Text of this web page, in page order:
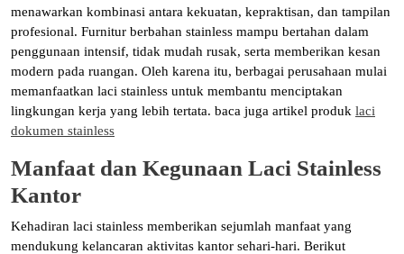
menawarkan kombinasi antara kekuatan, kepraktisan, dan tampilan
profesional. Furnitur berbahan stainless mampu bertahan dalam
penggunaan intensif, tidak mudah rusak, serta memberikan kesan
modern pada ruangan. Oleh karena itu, berbagai perusahaan mulai
memanfaatkan laci stainless untuk membantu menciptakan
lingkungan kerja yang lebih tertata. baca juga artikel produk laci
dokumen stainless
Manfaat dan Kegunaan Laci Stainless
Kantor
Kehadiran laci stainless memberikan sejumlah manfaat yang
mendukung kelancaran aktivitas kantor sehari-hari. Berikut